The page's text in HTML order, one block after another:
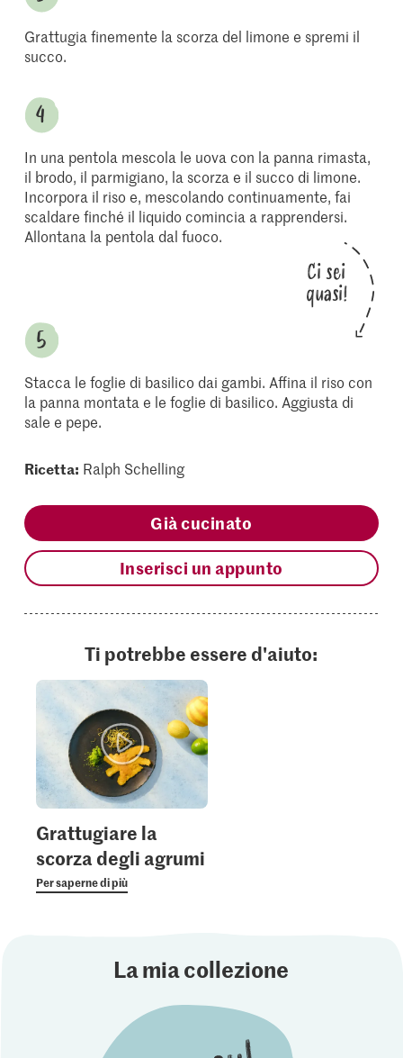
Grattugia finemente la scorza del limone e spremi il
succo.
In una pentola mescola le uova con la panna rimasta,
il brodo, il parmigiano, la scorza e il succo di limone.
Incorpora il riso e, mescolando continuamente, fai
scaldare finché il liquido comincia a rapprendersi.
Allontana la pentola dal fuoco.
Ci sei
quasi!
Stacca le foglie di basilico dai gambi. Affina il riso con
la panna montata e le foglie di basilico. Aggiusta di
sale e pepe.
Ricetta: Ralph Schelling
Già cucinato
Inserisci un appunto
Ti potrebbe essere d'aiuto:
Grattugiare la
scorza degli agrumi
Per saperne di più
La mia collezione